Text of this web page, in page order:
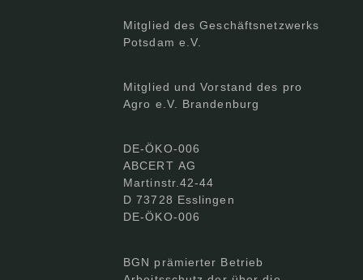
Mitglied des Geschäftsnetzwerks
Potsdam e.V.
Mitglied und Vorstand des pro
Agro e.V. Brandenburg
DE-ÖKO-006
ABCERT AG
Martinstr.42-44
D 73728 Esslingen
DE-ÖKO-006
BGN prämierter Betrieb